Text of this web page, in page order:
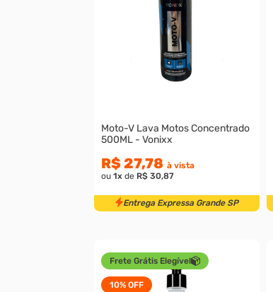
Moto-V Lava Motos Concentrado
500ML - Vonixx
R$ 27,78 à vista
ou 1x de R$ 30,87
Entrega Expressa Grande SP
Frete Grátis Elegível
10% OFF